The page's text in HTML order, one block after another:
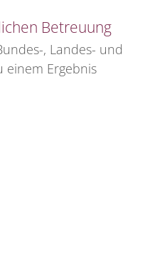
Betreuung
, Landes- und
einem Ergebnis